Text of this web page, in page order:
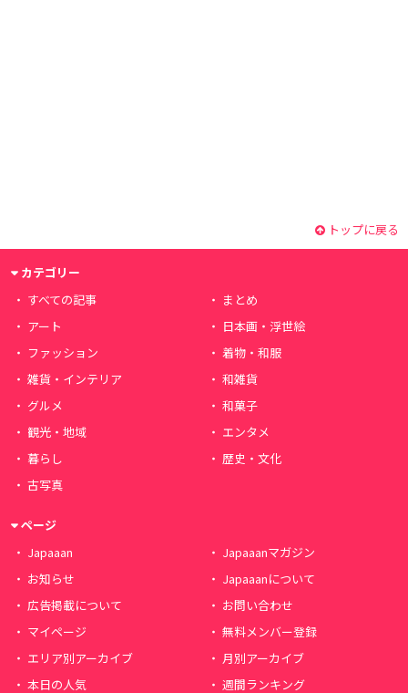
トップに戻る
カテゴリー
すべての記事
まとめ
アート
日本画・浮世絵
ファッション
着物・和服
雑貨・インテリア
和雑貨
グルメ
和菓子
観光・地域
エンタメ
暮らし
歴史・文化
古写真
ページ
Japaaan
Japaaanマガジン
お知らせ
Japaaanについて
広告掲載について
お問い合わせ
マイページ
無料メンバー登録
エリア別アーカイブ
月別アーカイブ
本日の人気
週間ランキング